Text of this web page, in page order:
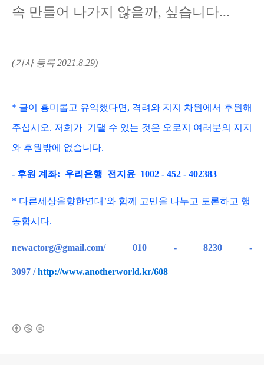
속 만들어 나가지 않을까, 싶습니다...
(기사 등록 2021.8.29)
* 글이 흥미롭고 유익했다면, 격려와 지지 차원에서 후원해
주십시오. 저희가 기댈 수 있는 것은 오로지 여러분의 지지
와 후원밖에 없습니다.
- 후원 계좌: 우리은행 전지윤 1002 - 452 - 402383
* 다른세상을향한연대 ’와 함께 고민을 나누고 토론하고 행
동합시다.
newactorg@gmail.com/ 010 - 8230 -
3097 /http://www.anotherworld.kr/608